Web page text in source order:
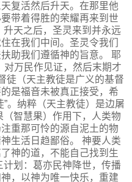
复活然后升天。在那里他
带着得胜的荣耀再来到世
升天之后，圣灵来到并永远
在我们中间。圣灵令我们
助我们遵循神的旨意。 耶
对万民作见证，然后末期才
徒（天主教徒是广义的基督
是福音未被真正接受，希
。纳粹（天主教徒）是边屠
智慧果）作用下，人类物
重那可怜的源自泥土的物
生活日趋鄙俗。 神要人类
神的道，不能自己找到生
划：葛亦民神降世，传播
，以神为唯一快乐，重建